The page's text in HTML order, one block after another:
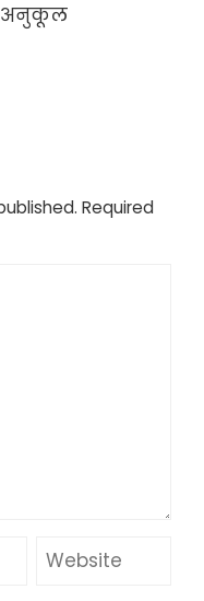
अनुकूल
Required